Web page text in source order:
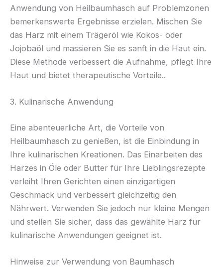
Anwendung von Heilbaumhasch auf Problemzonen
bemerkenswerte Ergebnisse erzielen. Mischen Sie
das Harz mit einem Trägeröl wie Kokos- oder
Jojobaöl und massieren Sie es sanft in die Haut ein.
Diese Methode verbessert die Aufnahme, pflegt Ihre
Haut und bietet therapeutische Vorteile..
3. Kulinarische Anwendung
Eine abenteuerliche Art, die Vorteile von
Heilbaumhasch zu genießen, ist die Einbindung in
Ihre kulinarischen Kreationen. Das Einarbeiten des
Harzes in Öle oder Butter für Ihre Lieblingsrezepte
verleiht Ihren Gerichten einen einzigartigen
Geschmack und verbessert gleichzeitig den
Nährwert. Verwenden Sie jedoch nur kleine Mengen
und stellen Sie sicher, dass das gewählte Harz für
kulinarische Anwendungen geeignet ist.
Hinweise zur Verwendung von Baumhasch